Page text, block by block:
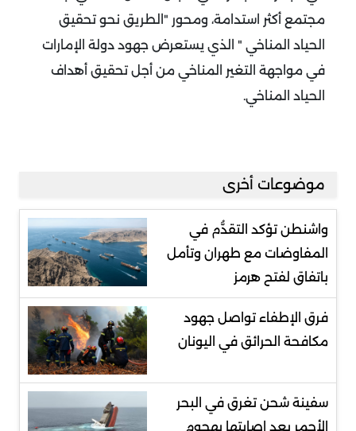
مجتمع أكثر استدامة، ومحور "الطريق نحو تحقيق
الحياد المناخي " الذي يستعرض جهود دولة الإمارات
في مواجهة التغير المناخي من أجل تحقيق أهداف
الحياد المناخي.
موضوعات أخرى
واشنطن تؤكد التقدُّم في
المفاوضات مع طهران وتأمل
باتفاق لفتح هرمز
فرق الإطفاء تواصل جهود
مكافحة الحرائق في اليونان
سفينة شحن تغرق في البحر
الأحمر بعد إصابتها بهجوم